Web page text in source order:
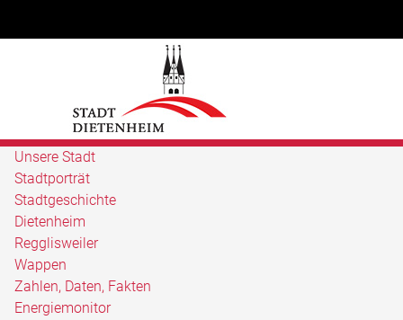
Unsere Stadt
Stadtporträt
Stadtgeschichte
Dietenheim
Regglisweiler
Wappen
Zahlen, Daten, Fakten
Energiemonitor